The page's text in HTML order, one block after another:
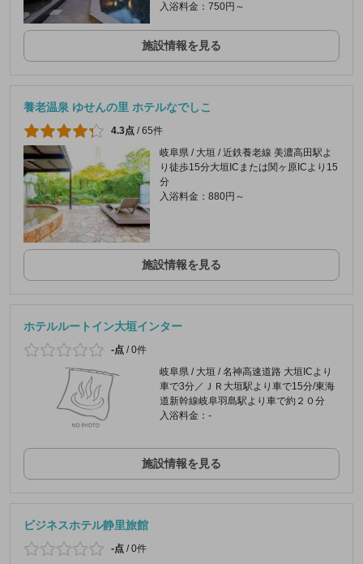
入浴料金：750円～
施設情報を見る
養老温泉 ゆせんの里 ホテルなでしこ
4.3点 /65件
岐阜県 / 大垣 / 近鉄養老線 美濃高田駅よ
り徒歩15分大垣ICまたは関ヶ原ICより15
分
入浴料金：880円～
施設情報を見る
ホテルルートイン大垣インター
-点 /0件
岐阜県 / 大垣 / 名神高速道路 大垣ICより
車で3分／ＪＲ大垣駅より車で15分/東海
道新幹線岐阜羽島駅より車で約２０分
入浴料金：-
施設情報を見る
ビジネスホテル静里旅館
-点 /0件